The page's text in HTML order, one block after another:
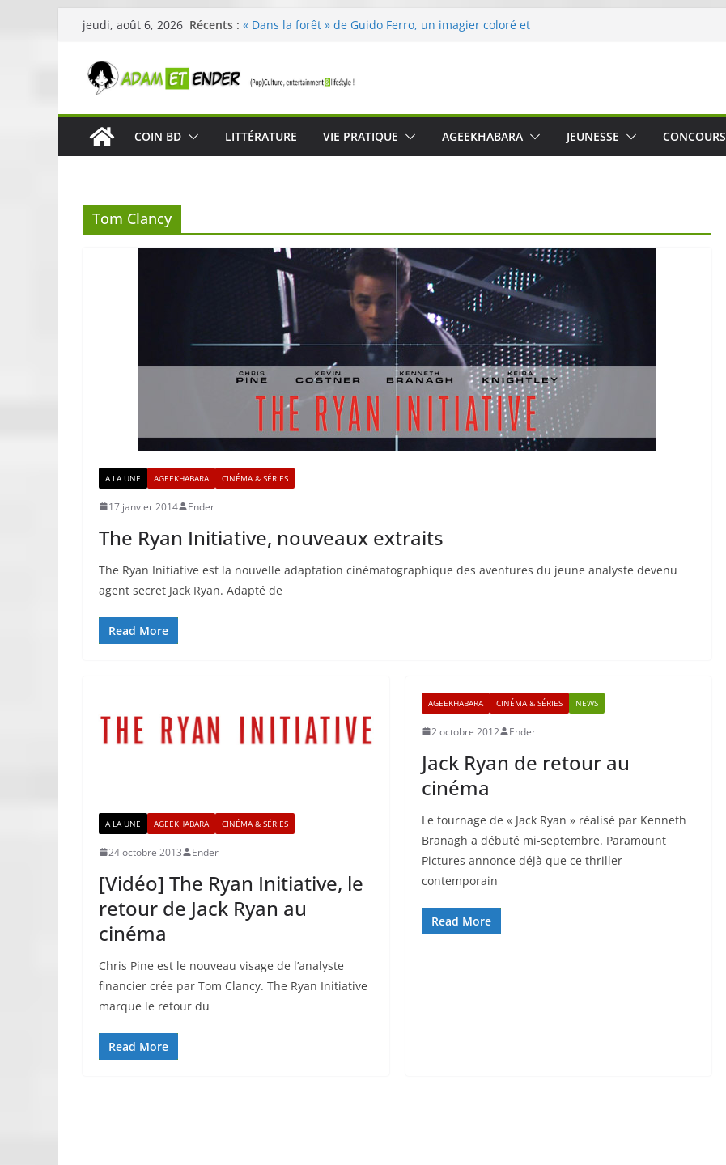
Passer
contenu
jeudi, août 6, 2026 Récents : « Dans la forêt » de Guido Ferro, un imagier coloré et
Célestin en concert : une expérience intime et engagée à
« In The Beginning was The Water », le film concert
néoclassique de Nico Cartosio sur Prime Video le 6 octobre
Skullcandy dévoile le Crusher 540 Active : un casque audio
COIN BD LITTÉRATURE VIE PRATIQUE AGEEKHABARA JEUNESSE CONCOURS
Tom Clancy
A LA UNE AGEEKHABARA CINÉMA & SÉRIES
17 janvier 2014 Ender
The Ryan Initiative, nouveaux extraits
The Ryan Initiative est la nouvelle adaptation cinématographique des aventures du jeune analyste devenu
agent secret Jack Ryan. Adapté de
Read More
A LA UNE AGEEKHABARA CINÉMA & SÉRIES
24 octobre 2013 Ender
[Vidéo] The Ryan Initiative, le
retour de Jack Ryan au
cinéma
Chris Pine est le nouveau visage de l’analyste
financier crée par Tom Clancy. The Ryan Initiative
marque le retour du
Read More
AGEEKHABARA CINÉMA & SÉRIES NEWS
2 octobre 2012 Ender
Jack Ryan de retour au
cinéma
Le tournage de « Jack Ryan » réalisé par Kenneth
Branagh a débuté mi-septembre. Paramount
Pictures annonce déjà que ce thriller
contemporain
Read More